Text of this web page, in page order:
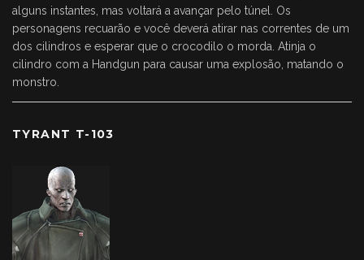
alguns instantes, mas voltará a avançar pelo túnel. Os
personagens recuarão e você deverá atirar nas correntes de um
dos cilindros e esperar que o crocodilo o morda. Atinja o
cilindro com a Handgun para causar uma explosão, matando o
monstro.
TYRANT T-103